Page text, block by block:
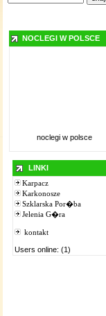
NOCLEGI W POLSCE
noclegi w polsce
LINKI
Karpacz
Karkonosze
Szklarska Por�ba
Jelenia G�ra
kontakt
Users online: (1)